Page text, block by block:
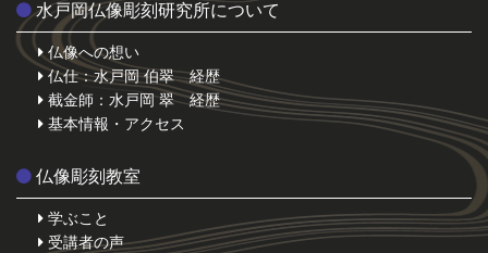
水戸岡仏像彫刻研究所について
仏像への想い
仏仕：水戸岡 伯翠 経歴
截金師：水戸岡 翠 経歴
基本情報・アクセス
仏像彫刻教室
学ぶこと
受講者の声